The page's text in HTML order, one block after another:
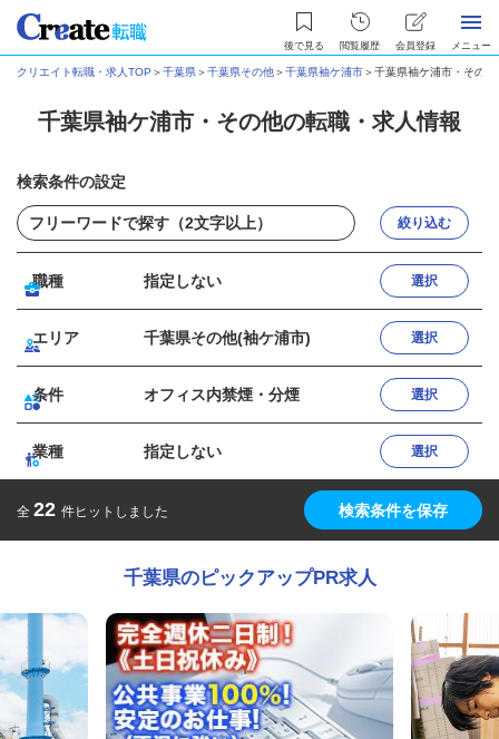
後で見る 閲覧履歴 会員登録 メニュー
クリエイト転職・求人TOP ＞千葉県＞千葉県その他＞千葉県袖ケ浦市＞千葉県袖ケ浦市・その
千葉県袖ケ浦市・その他の転職・求人情報
検索条件の設定
絞り込む
職種 指定しない 選択
エリア 千葉県その他(袖ケ浦市) 選択
条件 オフィス内禁煙・分煙 選択
業種 指定しない 選択
全 22 件ヒットしました 検索条件を保存
千葉県のピックアップPR求人